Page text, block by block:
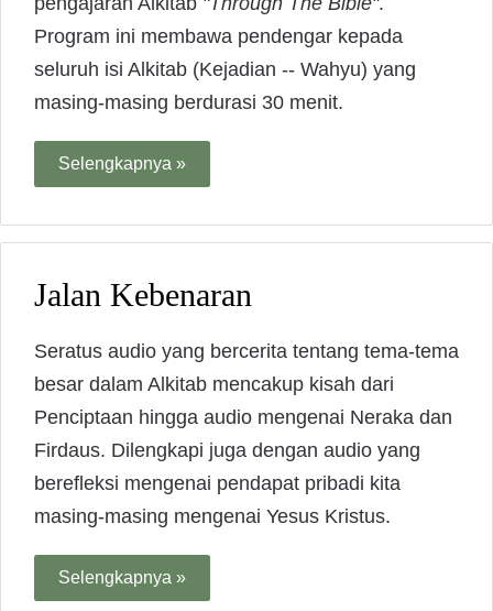
Program ini membawa pendengar kepada
seluruh isi Alkitab (Kejadian -- Wahyu) yang
masing-masing berdurasi 30 menit.
Selengkapnya »
Jalan Kebenaran
Seratus audio yang bercerita tentang tema-tema
besar dalam Alkitab mencakup kisah dari
Penciptaan hingga audio mengenai Neraka dan
Firdaus. Dilengkapi juga dengan audio yang
berefleksi mengenai pendapat pribadi kita
masing-masing mengenai Yesus Kristus.
Selengkapnya »